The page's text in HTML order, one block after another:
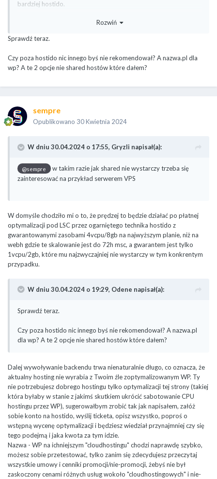
bardziej hostido.
Na start bym proponował hostido + płatna konfiguracja przez
zwiększenie funkcjonalności do tych płatnych łącznie z CDNem
systemowym ale możliwe że już Ci to zrobi BOK hostido w
ramach optymalizacji. Tam naprawdę dobrze znają się na
jakoś pociągnie chociaż głowy nie dam sobie uciąć, bo czytając
elementor i optymalizacja przy dynamicznym contencie w jednym
Rozwiń
Sprawdź teraz.
Czy poza hostido nic innego byś nie rekomendował? A nazwa.pl dla
wp? A te 2 opcje nie shared hostów które dałem?
sempre
Opublikowano 30 Kwietnia 2024
W dniu 30.04.2024 o 17:55, Gryzli napisał(a):
@sempre
w takim razie jak shared nie wystarczy trzeba się
zainteresować na przykład serwerem VPS
W domyśle chodziło mi o to, że prędzej to będzie działać po płatnej
optymalizacji pod LSC przez ogarniętego technika hostido z
gwarantowanymi zasobami 4vcpu/8gb na najwyższym planie, niż na
webh gdzie te skalowanie jest do 72h msc, a gwarantem jest tylko
1vcpu/2gb, które mu najzwyczajniej nie wystarczy w tym konkrentym
przypadku.
W dniu 30.04.2024 o 19:29, Odene napisał(a):
Sprawdź teraz.
Czy poza hostido nic innego byś nie rekomendował? A nazwa.pl
dla wp? A te 2 opcje nie shared hostów które dałem?
Dalej wywoływanie backendu trwa nienaturalnie długo, co oznacza, że
aktualny hosting nie wyrabia z Twoim źle zoptymalizowanym WP. Ty
nie potrzebujesz dobrego hostingu tylko optymalizacji tej strony (takiej
która byłaby w stanie z jakimś skutkiem ukrócić sabotowanie CPU
hostingu przez WP), sugerowałbym zrobić tak jak napisałem, załóż
sobie konto na hostido, wyślij ticketa, opisz wszystko, poproś o
wstępną wycenę optymalizacji i będziesz wiedział przynajmniej czy się
tego podejmą i jaka kwota za tym idzie.
Nazwa - WP na ichniejszym "cloudhostingu" chodzi naprawdę szybko,
możesz sobie przetestować, tylko zanim się zdecydujesz przeczytaj
wszystkie umowy i cenniki promocji/nie-promocji, żebyś nie był
zaskoczony cenami różnych usług wokoło "cloudhostingowych" i nie-